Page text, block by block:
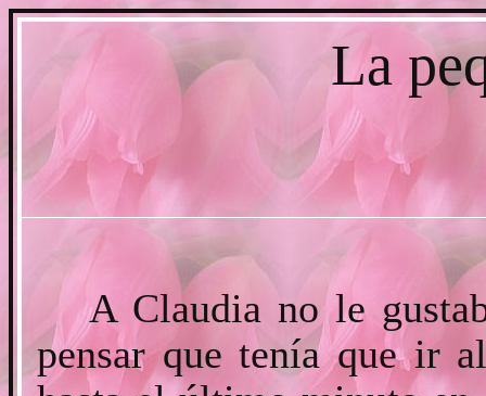
La
A Claudia no le
pensar que tenía que ir